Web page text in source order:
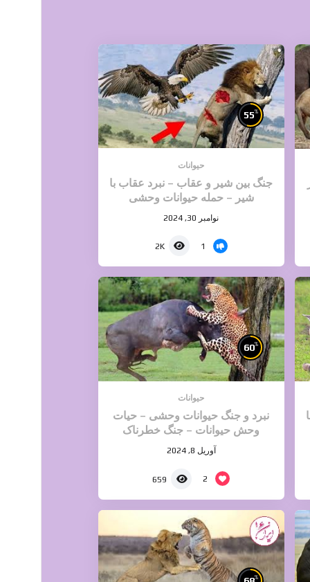
55%
حیوانات
جنگ بین شیر و عقاب – نبرد عقاب با
شیر – حمله حیوانات وحشی
نوامبر 30, 2024
1
2K
60%
حیوانات
نبرد و جنگ حیوانات وحشی – حیات
وحش حیوانات – جنگ خطرناک
حیواناتآوریل 8, 2024
2
659
%